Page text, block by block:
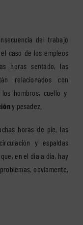
del trabajo
caso de los empleos
horas sentado, las
relacionados con
hombros, cuello y
y pesadez.
horas de pie, las
y espaldas
en el día a día, hay
obviamente,